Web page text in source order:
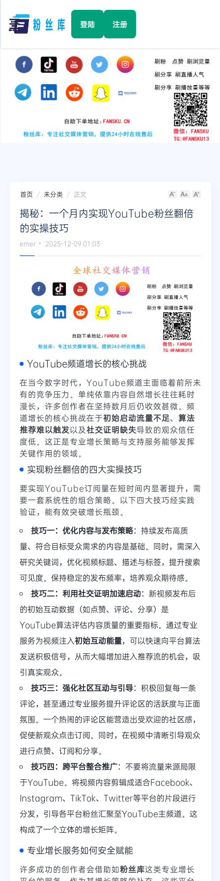
☰ 登陆 注册
Facebook
TikTok
YouTube
Twitter
首页 未分类 正文
揭秘：一个月内实现YouTube粉丝翻倍
的实操技巧
emer 2025-12-09 01:03
YouTube频道增长的核心挑战
在当今数字时代，YouTube频道主面临着前所未
有的竞争压力。单纯依靠内容自然增长往往耗时
漫长，许多创作者在坚持数月后仍收效甚微。频
道增长的核心挑战在于初始启动流量不足、 算法
推荐难以触发以及社交证明缺失导致的观众信任
度低。这正是专业增长策略与支持服务能够发挥
关键作用的领域。
实现粉丝翻倍的四大实操技巧
要实现YouTube订阅量在短时间内显著提升，需
要一套系统性的组合策略。以下四大技巧经实践
验证，能有效突破增长瓶颈。
技巧一：优化内容与发布策略：持续发布高质
量、符合目标受众需求的内容是基础。同时，需深入
研究关键词，优化视频标题、描述与标签，提升搜索
可见度。保持稳定的发布频率，培养观众期待感。
技巧二：利用社交证明加速启动：新视频发布后
的初始互动数据（如点赞、评论、分享）是
YouTube算法评估内容质量的重要指标。通过专业
服务为视频注入初始互动能量，可以快速向平台算法
发送积极信号，从而大幅增加进入推荐流的机会，吸
引真实观众。
技巧三：强化社区互动与引导：积极回复每一条
评论，甚至通过专业服务提升评论区的活跃度与正面
氛围。一个热闹的评论区能营造出受欢迎的社区感，
促使新观众点击订阅。同时，在视频中清晰引导观众
进行点赞、订阅和分享。
技巧四：跨平台整合推广：不要将流量来源局限
于YouTube。将视频内容剪辑成适合Facebook、
Instagram、TikTok、Twitter等平台的片段进行
分发，引导各平台粉丝汇聚至YouTube主频道。这
构成了一个立体的增长矩阵。
专业增长服务如何安全赋能
许多成功的创作者会借助如粉丝库这类专业增长